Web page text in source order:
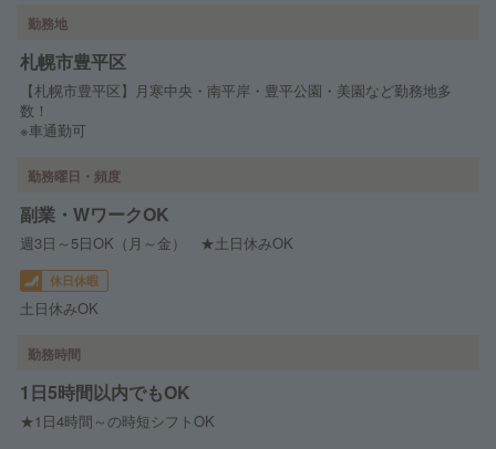
勤務地
札幌市豊平区
【札幌市豊平区】月寒中央・南平岸・豊平公園・美園など勤務地多
数！
※車通勤可
勤務曜日・頻度
副業・WワークOK
週3日～5日OK（月～金） ★土日休みOK
休日休暇
土日休みOK
勤務時間
1日5時間以内でもOK
★1日4時間～の時短シフトOK